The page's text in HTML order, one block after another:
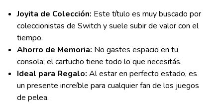
Joyita de Colección: Este título es muy buscado por
coleccionistas de Switch y suele subir de valor con el
tiempo.
Ahorro de Memoria: No gastes espacio en tu
consola; el cartucho tiene todo lo que necesitás.
Ideal para Regalo: Al estar en perfecto estado, es
un presente increíble para cualquier fan de los juegos
de pelea.